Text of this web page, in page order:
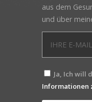
aus dem
und über
Ja, Ich will
Informationen